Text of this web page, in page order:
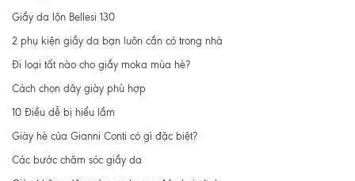
Giầy da lộn Bellesi 130
2 phụ kiện giầy da bạn luôn cần có trong nhà
Đi loại tất nào cho giầy moka mùa hè?
Cách chọn dây giày phù hợp
10 Điều dễ bị hiểu lầm
Giày hè của Gianni Conti có gì đặc biệt?
Các bước chăm sóc giầy da